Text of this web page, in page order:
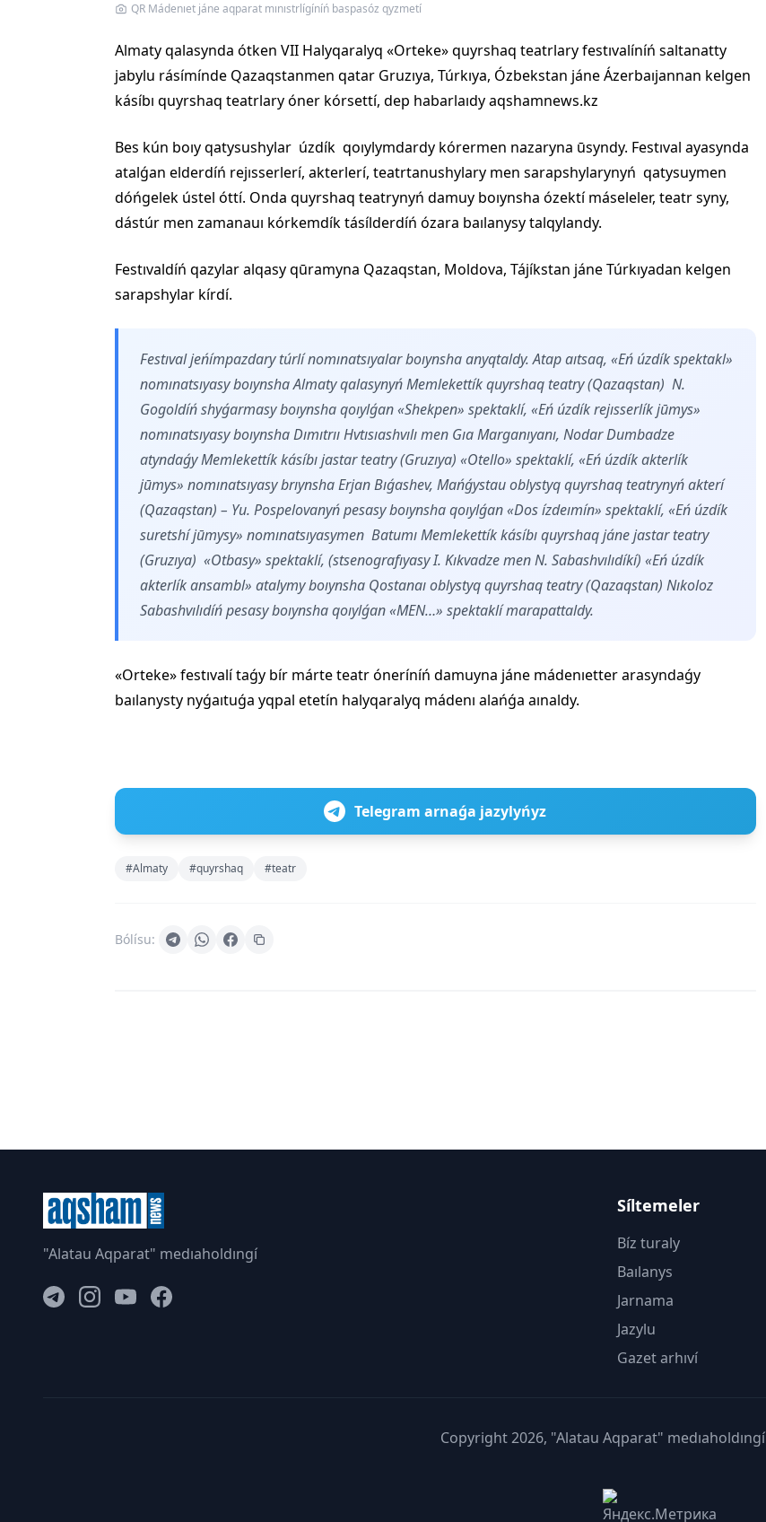
QR Mádenıet jáne aqparat mınıstrlígíníń baspasóz qyzmetí
Almaty qalasynda ótken VII Halyqaralyq «Orteke» quyrshaq teatrlary festıvalíníń saltanatty
jabylu rásímínde Qazaqstanmen qatar Gruzıya, Túrkıya, Ózbekstan jáne Ázerbaıjannan kelgen
kásíbı quyrshaq teatrlary óner kórsettí, dep habarlaıdy aqshamnews.kz
Bes kún boıy qatysushylar úzdík qoıylymdardy kórermen nazaryna ūsyndy. Festıval ayasynda
atalǵan elderdíń rejısserlerí, akterlerí, teatrtanushylary men sarapshylarynyń qatysuymen
dóńgelek ústel óttí. Onda quyrshaq teatrynyń damuy boıynsha ózektí máseleler, teatr syny,
dástúr men zamanauı kórkemdík tásílderdíń ózara baılanysy talqylandy.
Festıvaldíń qazylar alqasy qūramyna Qazaqstan, Moldova, Tájíkstan jáne Túrkıyadan kelgen
sarapshylar kírdí.
Festıval jeńímpazdary túrlí nomınatsıyalar boıynsha anyqtaldy. Atap aıtsaq, «Eń úzdík spektakl»
nomınatsıyasy boıynsha Almaty qalasynyń Memlekettík quyrshaq teatry (Qazaqstan) N.
Gogoldíń shyǵarmasy boıynsha qoıylǵan «Shekpen» spektaklí, «Eń úzdík rejısserlík jūmys»
nomınatsıyasy boıynsha Dımıtrıı Hvtısıashvılı men Gıa Marganıyanı, Nodar Dumbadze
atyndaǵy Memlekettík kásíbı jastar teatry (Gruzıya) «Otello» spektaklí, «Eń úzdík akterlík
jūmys» nomınatsıyasy brıynsha Erjan Bıǵashev, Mańǵystau oblystyq quyrshaq teatrynyń akterí
(Qazaqstan) – Yu. Pospelovanyń pesasy boıynsha qoıylǵan «Dos ízdeımín» spektaklí, «Eń úzdík
suretshí jūmysy» nomınatsıyasymen Batumı Memlekettík kásíbı quyrshaq jáne jastar teatry
(Gruzıya) «Otbasy» spektaklí, (stsenografıyasy I. Kıkvadze men N. Sabashvılıdíkí) «Eń úzdík
akterlík ansambl» atalymy boıynsha Qostanaı oblystyq quyrshaq teatry (Qazaqstan) Nıkoloz
Sabashvılıdíń pesasy boıynsha qoıylǵan «MEN…» spektaklí marapattaldy.
«Orteke» festıvalí taǵy bír márte teatr óneríníń damuyna jáne mádenıetter arasyndaǵy
baılanysty nyǵaıtuǵa yqpal etetín halyqaralyq mádenı alańǵa aınaldy.
Telegram arnaǵa jazylyńyz
#Almaty #quyrshaq #teatr
Bólísu:
"Alatau Aqparat" medıaholdıngí
Síltemeler
Bíz turaly
Baılanys
Jarnama
Jazylu
Gazet arhıví
Copyright 2026, "Alatau Aqparat" medıaholdıngí